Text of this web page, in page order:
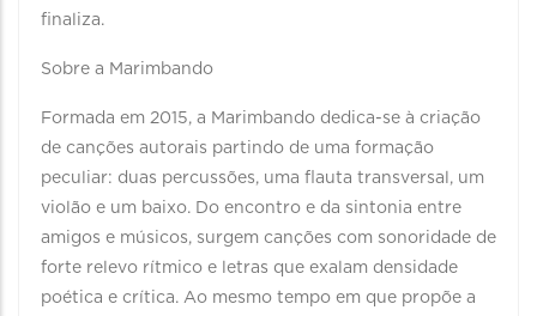
finaliza.
Sobre a Marimbando
Formada em 2015, a Marimbando dedica-se à criação
de canções autorais partindo de uma formação
peculiar: duas percussões, uma flauta transversal, um
violão e um baixo. Do encontro e da sintonia entre
amigos e músicos, surgem canções com sonoridade de
forte relevo rítmico e letras que exalam densidade
poética e crítica. Ao mesmo tempo em que propõe a